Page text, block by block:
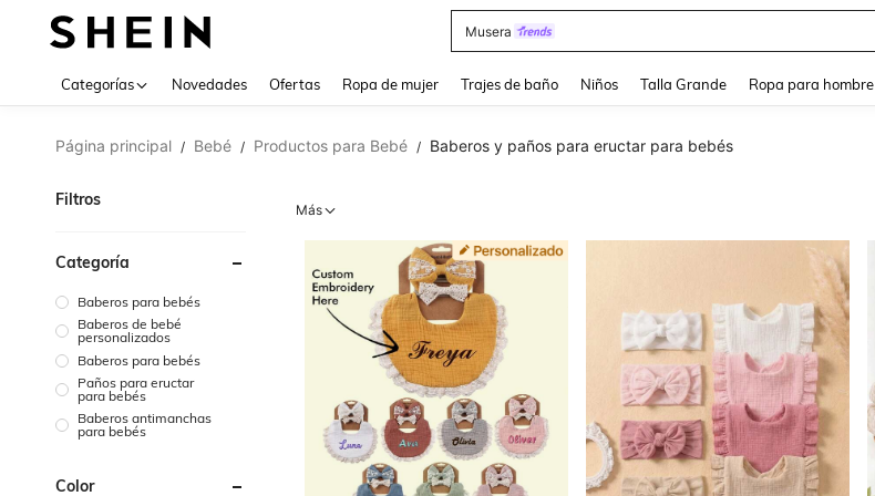
Musera
Categorías Novedades Ofertas Ropa de mujer Trajes de baño Niños Talla Grande Ropa para hombre
Página principal / Bebé / Productos para Bebé / Baberos y paños para eructar para bebés
Filtros
Categoría
Baberos para bebés
Baberos de bebé
personalizados
Baberos para bebés
Paños para eructar
para bebés
Baberos antimanchas
para bebés
Color
Más